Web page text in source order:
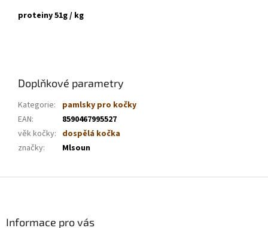
proteiny 51g / kg
Doplňkové parametry
Kategorie:
pamlsky pro kočky
EAN:
8590467995527
věk kočky: dospělá kočka
značky: Mlsoun
Informace pro vás